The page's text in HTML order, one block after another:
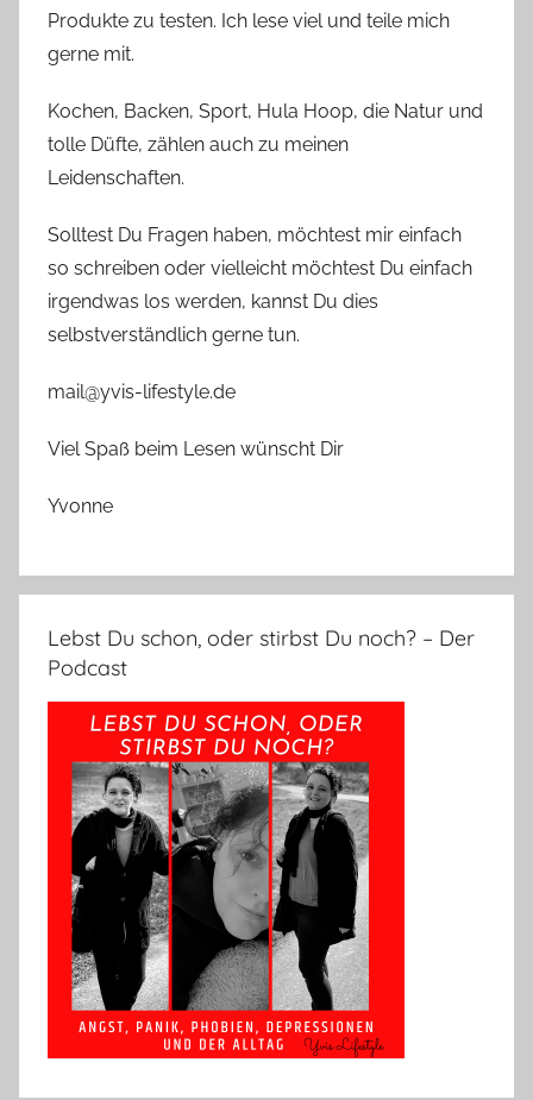
Produkte zu testen. Ich lese viel und teile mich
gerne mit.
Kochen, Backen, Sport, Hula Hoop, die Natur und
tolle Düfte, zählen auch zu meinen
Leidenschaften.
Solltest Du Fragen haben, möchtest mir einfach
so schreiben oder vielleicht möchtest Du einfach
irgendwas los werden, kannst Du dies
selbstverständlich gerne tun.
mail@yvis-lifestyle.de
Viel Spaß beim Lesen wünscht Dir
Yvonne
Lebst Du schon, oder stirbst Du noch? – Der
Podcast